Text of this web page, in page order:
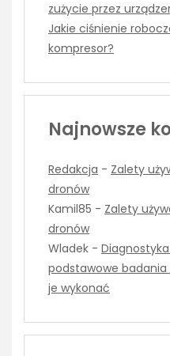
zużycie przez
Jakie ciśnienie
kompresor?
Najnowsze
Redakcja - Zalety
dronów
Kamil85 - Zalety
dronów
Wladek -
podstawowe badania
je wykonać